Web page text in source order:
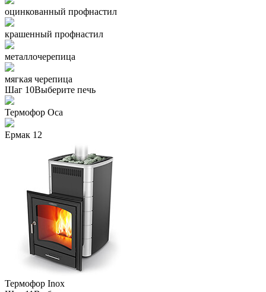
оцинкованный профнастил
крашенный профнастил
металлочерепица
мягкая черепица
Шаг 10Выберите печь
Термофор Oса
Ермак 12
Термофор Inox